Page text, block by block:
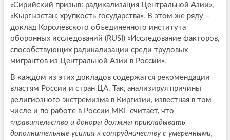
«Сирийский призыв: радикализация Центральной Азии»,
«Кыргызстан: хрупкость государства». В этом же ряду –
доклад Королевского объединенного института
оборонных исследований (RUSI) «Исследование факторов,
способствующих радикализации среди трудовых
мигрантов из Центральной Азии в России».
В каждом из этих докладов содержатся рекомендации
властям России и стран ЦА. Так, анализируя причины
религиозного экстремизма в Киргизии, известная в том
числе и по работе в России МКГ считает, что
«правительство и доноры должны прикладывать
дополнительные усилия к сотрудничеству с умеренными,